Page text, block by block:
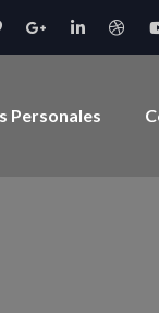
Personales